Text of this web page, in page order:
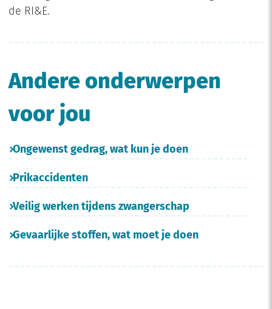
de RI&E.
Andere onderwerpen
voor jou
Ongewenst gedrag, wat kun je doen
Prikaccidenten
Veilig werken tijdens zwangerschap
Gevaarlijke stoffen, wat moet je doen